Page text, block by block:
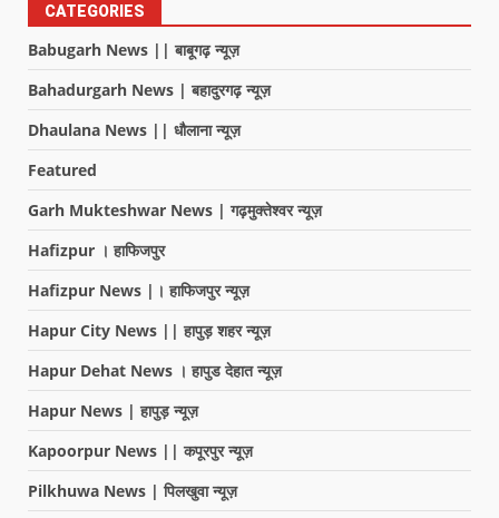
CATEGORIES
Babugarh News || बाबूगढ़ न्यूज़
Bahadurgarh News | बहादुरगढ़ न्यूज़
Dhaulana News || धौलाना न्यूज़
Featured
Garh Mukteshwar News | गढ़मुक्तेश्वर न्यूज़
Hafizpur । हाफिजपुर
Hafizpur News |। हाफिजपुर न्यूज़
Hapur City News || हापुड़ शहर न्यूज़
Hapur Dehat News । हापुड देहात न्यूज़
Hapur News | हापुड़ न्यूज़
Kapoorpur News || कपूरपुर न्यूज़
Pilkhuwa News | पिलखुवा न्यूज़